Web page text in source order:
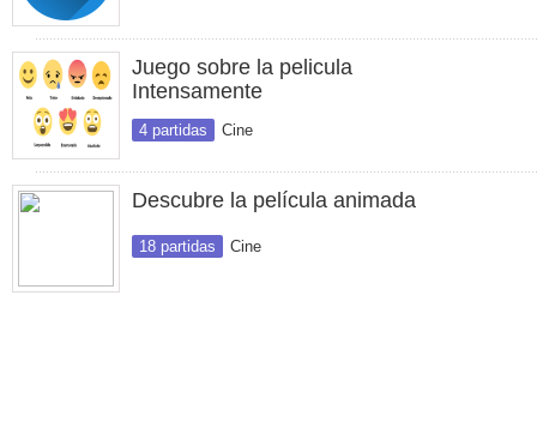
Juego sobre la pelicula
Intensamente
4 partidas Cine
Descubre la película animada
18 partidas Cine